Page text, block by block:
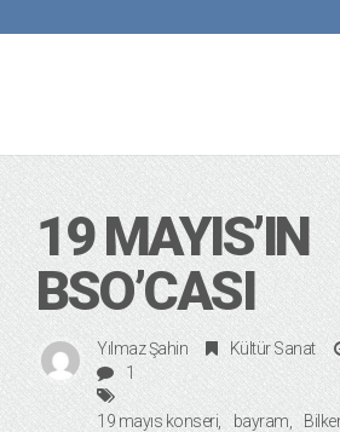
19 MAYIS’IN
BSO’CASI
Yılmaz Şahin Kültür Sanat
1
19 mayıs konseri bayram